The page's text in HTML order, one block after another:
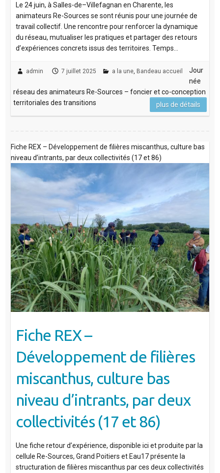
Le 24 juin, à Salles-de–Villefagnan en Charente, les
animateurs Re-Sources se sont réunis pour une journée de
travail collectif. Une rencontre pour renforcer la dynamique
du réseau, mutualiser les pratiques et partager des retours
d’expériences concrets issus des territoires. Temps…
admin 7 juillet 2025 a la une, Bandeau accueil
Jour
née
réseau des animateurs Re-Sources – foncier et co-conception
territoriales des transitions
plus de détails
Fiche REX – Développement de filières miscanthus, culture bas
niveau d’intrants, par deux collectivités (17 et 86)
Fiche REX –
Développement de filières
miscanthus, culture bas
niveau d’intrants, par deux
collectivités (17 et 86)
Une fiche retour d’expérience, disponible ici et produite par la
cellule Re-Sources, Grand Poitiers et Eau17 présente la
structuration de filières miscanthus par ces deux collectivités